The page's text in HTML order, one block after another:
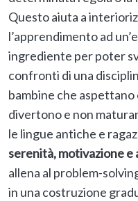
Questo aiuta a
l’apprendimento ad
ingrediente per poter
confronti di una
bambine che aspettano
divertono e non
le lingue antiche e
serenità, motivazione
allena al problem-
in una costruzione